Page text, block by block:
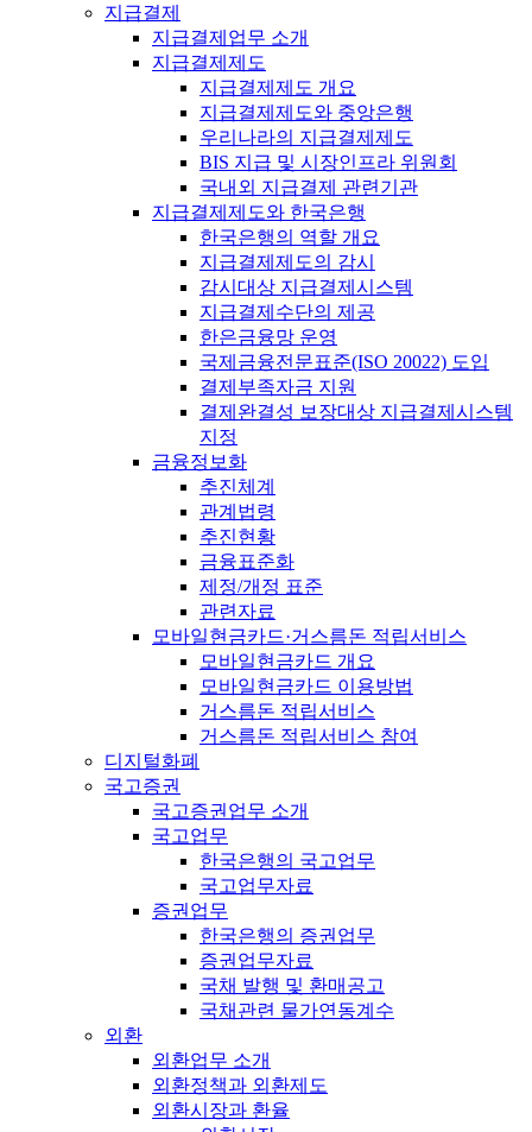
지급결제
지급결제업무 소개
지급결제제도
지급결제제도 개요
지급결제제도와 중앙은행
우리나라의 지급결제제도
BIS 지급 및 시장인프라 위원회
국내외 지급결제 관련기관
지급결제제도와 한국은행
한국은행의 역할 개요
지급결제제도의 감시
감시대상 지급결제시스템
지급결제수단의 제공
한은금융망 운영
국제금융전문표준(ISO 20022) 도입
결제부족자금 지원
결제완결성 보장대상 지급결제시스템
지정
금융정보화
추진체계
관계법령
추진현황
금융표준화
제정/개정 표준
관련자료
모바일현금카드·거스름돈 적립서비스
모바일현금카드 개요
모바일현금카드 이용방법
거스름돈 적립서비스
거스름돈 적립서비스 참여
디지털화폐
국고증권
국고증권업무 소개
국고업무
한국은행의 국고업무
국고업무자료
증권업무
한국은행의 증권업무
증권업무자료
국채 발행 및 환매공고
국채관련 물가연동계수
외환
외환업무 소개
외환정책과 외환제도
외환시장과 환율